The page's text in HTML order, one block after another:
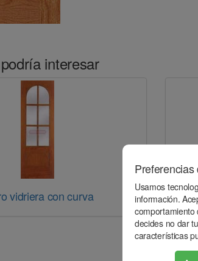
interesar
vidriera con curva
Usamos
información.
comportamiento
decides no dar
características